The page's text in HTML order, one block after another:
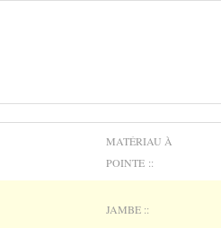
MATÉRIAU À
POINTE ::
JAMBE ::